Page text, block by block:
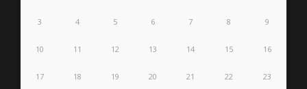
3 4 5 6 7 8 9
10 11 12 13 14 15 16
17 18 19 20 21 22 23